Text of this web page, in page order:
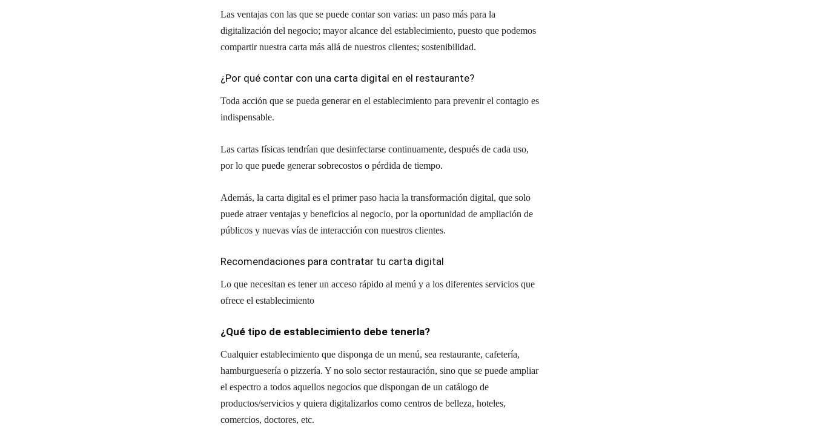
Las ventajas con las que se puede contar son varias: un paso más para la
digitalización del negocio; mayor alcance del establecimiento, puesto que podemos
compartir nuestra carta más allá de nuestros clientes; sostenibilidad.
¿Por qué contar con una carta digital en el restaurante?
Toda acción que se pueda generar en el establecimiento para prevenir el contagio es
indispensable.
Las cartas físicas tendrían que desinfectarse continuamente, después de cada uso,
por lo que puede generar sobrecostos o pérdida de tiempo.
Además, la carta digital es el primer paso hacia la transformación digital, que solo
puede atraer ventajas y beneficios al negocio, por la oportunidad de ampliación de
públicos y nuevas vías de interacción con nuestros clientes.
Recomendaciones para contratar tu carta digital
Lo que necesitan es tener un acceso rápido al menú y a los diferentes servicios que
ofrece el establecimiento
¿Qué tipo de establecimiento debe tenerla?
Cualquier establecimiento que disponga de un menú, sea restaurante, cafetería,
hamburguesería o pizzería. Y no solo sector restauración, sino que se puede ampliar
el espectro a todos aquellos negocios que dispongan de un catálogo de
productos/servicios y quiera digitalizarlos como centros de belleza, hoteles,
comercios, doctores, etc.